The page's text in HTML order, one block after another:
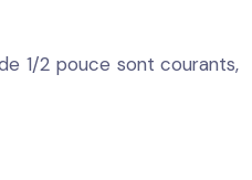
1/2 pouce sont courants,